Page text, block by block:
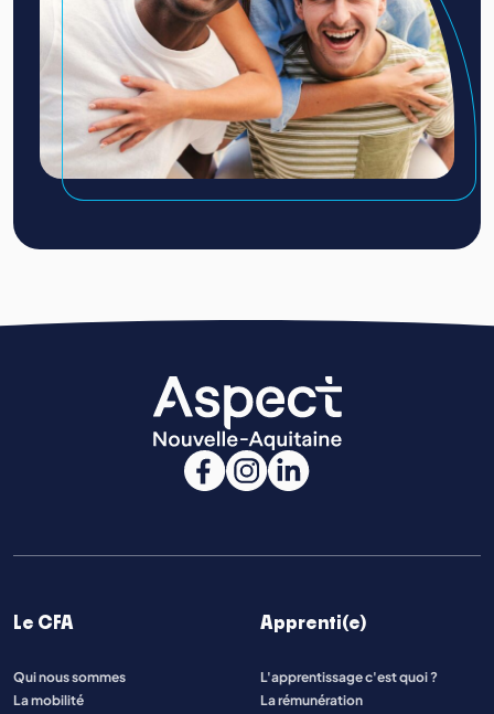
Le CFA
Qui nous sommes
La mobilité
Apprenti(e)
L'apprentissage c'est quoi ?
La rémunération